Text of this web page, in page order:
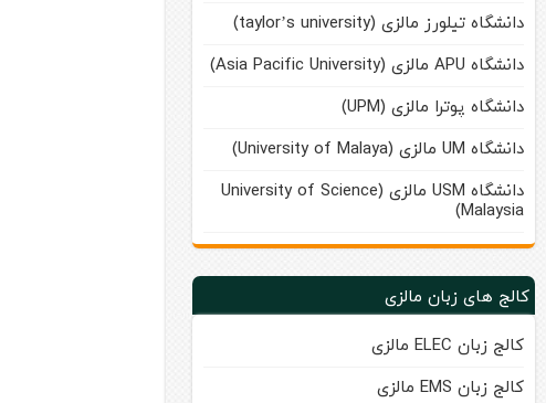
دانشگاه تیلورز مالزی (taylor’s university)
دانشگاه APU مالزی (Asia Pacific University)
دانشگاه پوترا مالزی (UPM)
دانشگاه UM مالزی (University of Malaya)
دانشگاه USM مالزی (University of Science
Malaysia)
کالج های زبان مالزی
کالج زبان ELEC مالزی
کالج زبان EMS مالزی